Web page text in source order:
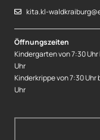
kita.kl-
Öffnungszeiten
Kindergarten von 7:30 Uhr
Uhr
Kinderkrippe von 7:30 Uhr
Uhr